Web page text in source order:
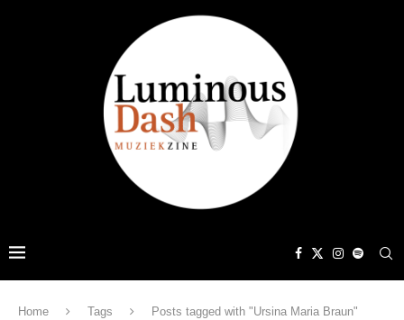
Home Tags Posts tagged with "Ursina Maria Braun"